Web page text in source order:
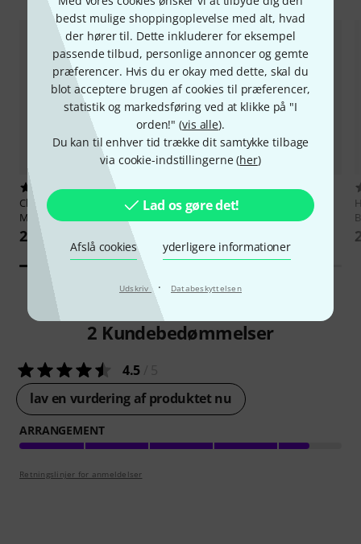
bedst mulige shoppingoplevelse med alt, hvad
der hører til. Dette inkluderer for eksempel
passende tilbud, personlige annoncer og gemte
præferencer. Hvis du er okay med dette, skal du
blot acceptere brugen af cookies til præferencer,
statistik og markedsføring ved at klikke på "I
orden!" (vis alle).
Du kan til enhver tid trække dit samtykke tilbage
via cookie-indstillingerne (her)
Lad os gøre det!
Afslå cookies yderligere informationer
Udskriv · Databeskyttelsen
36
Cherry Lane Music Company
Metallica Master Of Puppets
253 kr
19
Music Sales
Sabbath
2 Kundebedømmelser
4.5
lav en vurdering af produktet nu
ARRANGEMENT
Retningslinjer for anmeldelser